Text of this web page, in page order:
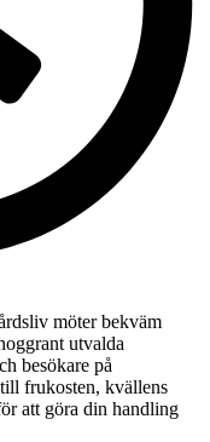
möter bekväm
utvalda
besökare på
frukosten, kvällens
att göra din handling